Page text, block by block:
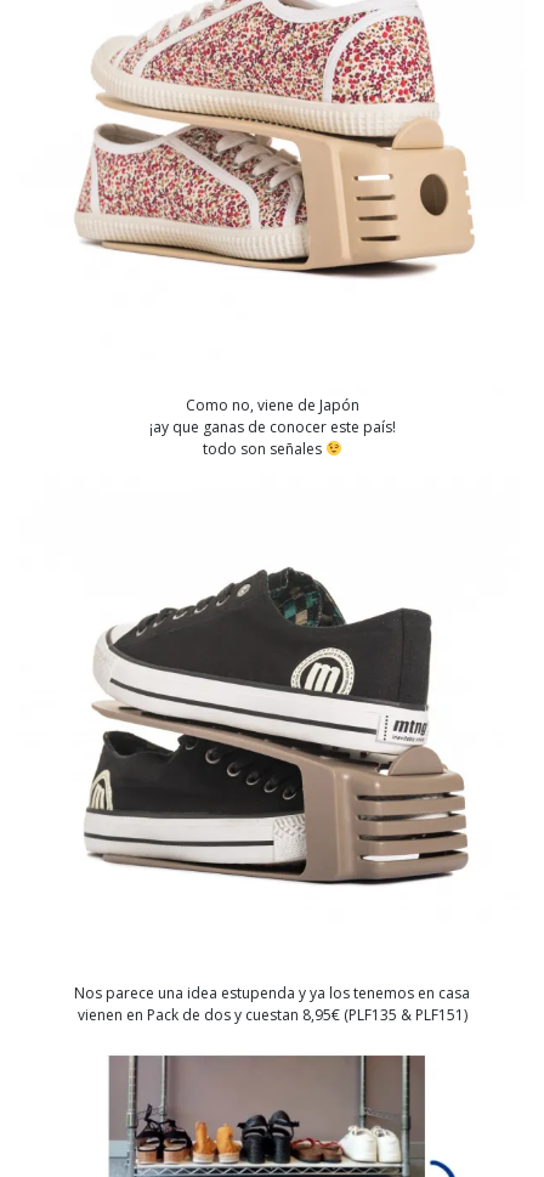
Como no, viene de Japón
¡ay que ganas de conocer este país!
todo son señales
Nos parece una idea estupenda y ya los tenemos en casa
vienen en Pack de dos y cuestan 8,95€ (PLF135 & PLF151)